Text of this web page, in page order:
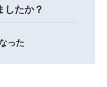
したか？
った